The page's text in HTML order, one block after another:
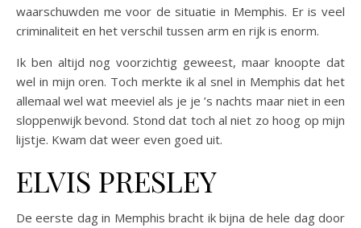
waarschuwden me voor de situatie in Memphis. Er is veel
criminaliteit en het verschil tussen arm en rijk is enorm.
Ik ben altijd nog voorzichtig geweest, maar knoopte dat
wel in mijn oren. Toch merkte ik al snel in Memphis dat het
allemaal wel wat meeviel als je je ’s nachts maar niet in een
sloppenwijk bevond. Stond dat toch al niet zo hoog op mijn
lijstje. Kwam dat weer even goed uit.
ELVIS PRESLEY
De eerste dag in Memphis bracht ik bijna de hele dag door